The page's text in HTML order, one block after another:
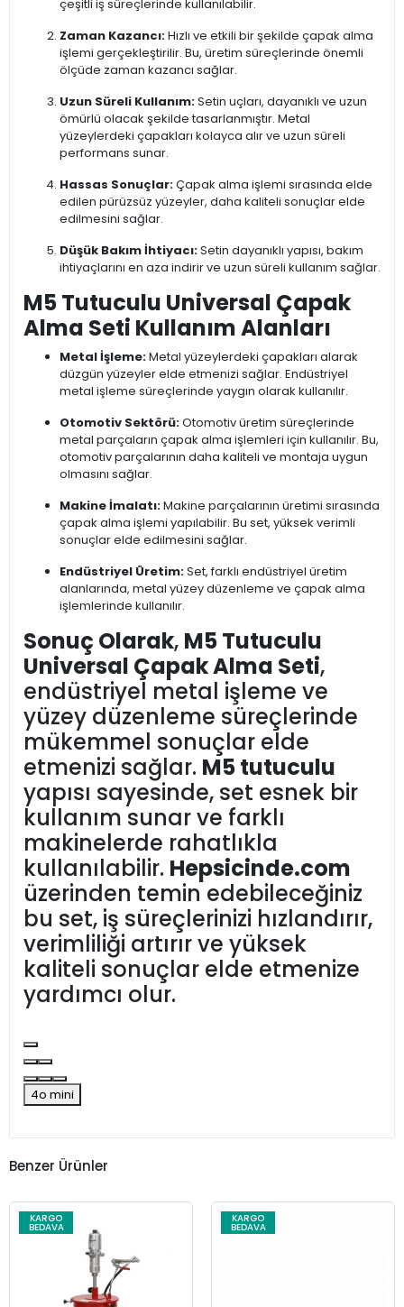
çeşitli iş süreçlerinde kullanılabilir.
Zaman Kazancı:Hızlı ve etkili bir şekilde çapak alma
işlemi gerçekleştirilir. Bu, üretim süreçlerinde önemli
ölçüde zaman kazancı sağlar.
Uzun Süreli Kullanım:Setin uçları, dayanıklı ve uzun
ömürlü olacak şekilde tasarlanmıştır. Metal
yüzeylerdeki çapakları kolayca alır ve uzun süreli
performans sunar.
Hassas Sonuçlar:Çapak alma işlemi sırasında elde
edilen pürüzsüz yüzeyler, daha kaliteli sonuçlar elde
edilmesini sağlar.
Düşük Bakım İhtiyacı:Setin dayanıklı yapısı, bakım
ihtiyaçlarını en aza indirir ve uzun süreli kullanım sağlar.
M5 Tutuculu Universal Çapak
Alma Seti Kullanım Alanları
Metal İşleme:Metal yüzeylerdeki çapakları alarak
düzgün yüzeyler elde etmenizi sağlar. Endüstriyel
metal işleme süreçlerinde yaygın olarak kullanılır.
Otomotiv Sektörü:Otomotiv üretim süreçlerinde
metal parçaların çapak alma işlemleri için kullanılır. Bu,
otomotiv parçalarının daha kaliteli ve montaja uygun
olmasını sağlar.
Makine İmalatı:Makine parçalarının üretimi sırasında
çapak alma işlemi yapılabilir. Bu set, yüksek verimli
sonuçlar elde edilmesini sağlar.
Endüstriyel Üretim:Set, farklı endüstriyel üretim
alanlarında, metal yüzey düzenleme ve çapak alma
işlemlerinde kullanılır.
Sonuç Olarak, M5 Tutuculu
Universal Çapak Alma Seti,
endüstriyel metal işleme ve
yüzey düzenleme süreçlerinde
mükemmel sonuçlar elde
etmenizi sağlar. M5 tutuculu
yapısı sayesinde, set esnek bir
kullanım sunar ve farklı
makinelerde rahatlıkla
kullanılabilir. Hepsicinde.com
üzerinden temin edebileceğiniz
bu set, iş süreçlerinizi hızlandırır,
verimliliği artırır ve yüksek
kaliteli sonuçlar elde etmenize
yardımcı olur.
4o mini
Benzer Ürünler
KARGO
BEDAVA
KARGO
BEDAVA